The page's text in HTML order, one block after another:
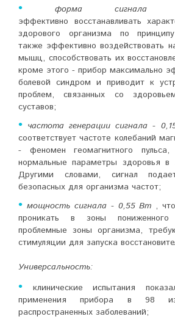
• форма сигнала
эффективно восстанавливать
здорового организма по
также эффективно воздействовать
мышц, способствовать их
кроме этого - прибор максимально
болевой синдром и приводит к
проблем, связанных со
суставов;
• частота генерации сигнала -
соответствует частоте колебаний
- феномен геомагнитного
нормальные параметры здоровья в
Другими словами, сигнал
безопасных для организма частот;
• мощность сигнала - 0,55 Вт ,
проникать в зоны пониженного
проблемные зоны организма,
стимуляции для запуска
Универсальность:
• клинические испытания
применения прибора в 98
распространенных заболеваний;